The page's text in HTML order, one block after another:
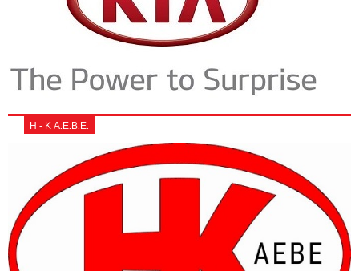
Η - Κ Α.Ε.Β.Ε.